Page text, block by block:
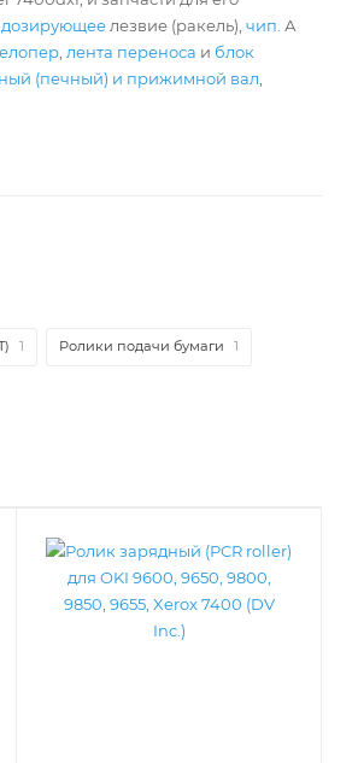
дозирующее лезвие (ракель),чип . А
лента переноса и блок
(печный) и прижимной вал
1 Ролики подачи бумаги 1